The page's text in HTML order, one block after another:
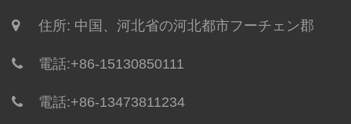
住所: 中国、河北省の河北都市フーチェン郡
電話:+86-15130850111
電話:+86-13473811234